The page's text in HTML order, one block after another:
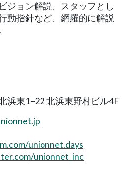
ジョン解説、スタッフとし
動指針など、網羅的に解説
浜東1−22 北浜東野村ビル4F
unionnet.days
unionnet_inc